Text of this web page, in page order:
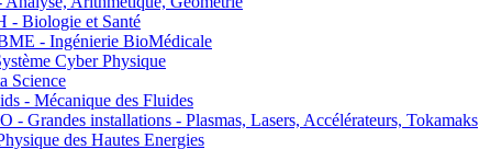
Biologie et Santé
- Ingénierie BioMédicale
Cyber Physique
Science
- Mécanique des Fluides
Grandes installations - Plasmas, Lasers, Accélérateurs, Tokamaks
des Hautes Energies